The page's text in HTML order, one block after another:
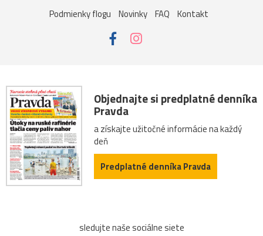
Podmienky flogu Novinky FAQ Kontakt
Objednajte si predplatné denníka
Pravda
a získajte užitočné informácie na každý
deň
Predplatné denníka Pravda
sledujte naše sociálne siete